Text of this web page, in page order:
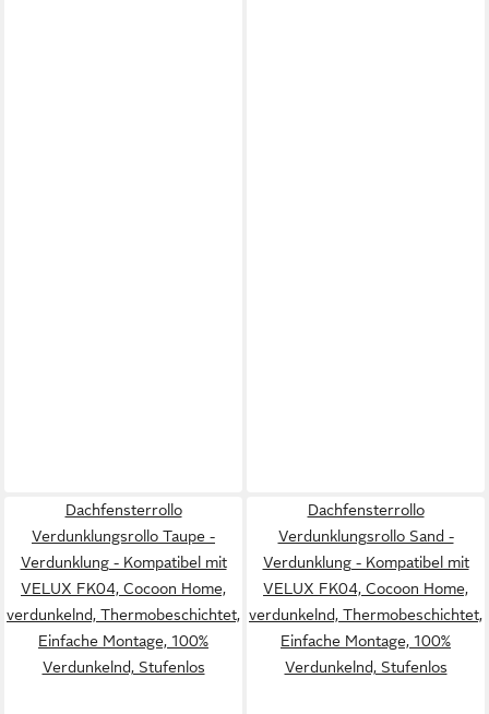
Dachfensterrollo
Verdunklungsrollo Taupe -
Verdunklung - Kompatibel mit
VELUX FK04, Cocoon Home,
verdunkelnd, Thermobeschichtet,
Einfache Montage, 100%
Verdunkelnd, Stufenlos
Dachfensterrollo
Verdunklungsrollo Sand -
Verdunklung - Kompatibel mit
VELUX FK04, Cocoon Home,
verdunkelnd, Thermobeschichtet,
Einfache Montage, 100%
Verdunkelnd, Stufenlos